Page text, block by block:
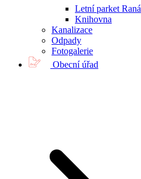
Letní parket Raná
Knihovna
Kanalizace
Odpady
Fotogalerie
Obecní úřad